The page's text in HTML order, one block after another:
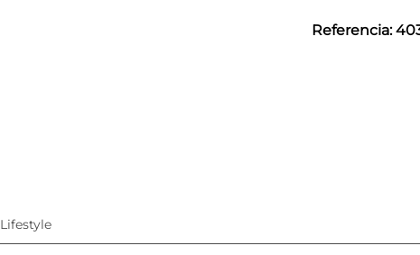
Referencia:
Lifestyle